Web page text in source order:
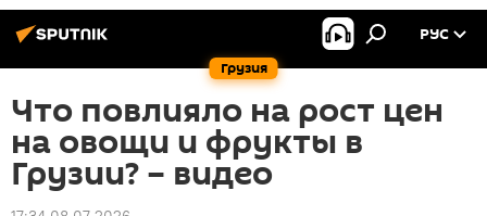
Грузия
РУС
Что повлияло на рост цен
на овощи и фрукты в
Грузии? – видео